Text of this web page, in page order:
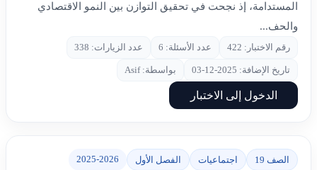
المستدامة، إذ نجحت في تحقيق التوازن بين النمو الاقتصادي
والحف...
رقم الاختبار: 422 عدد الأسئلة: 6 عدد الزيارات: 338
تاريخ الإضافة: 2025-12-03 بواسطة: Asif
الدخول إلى الاختبار
الصف 19 اجتماعيات الفصل الأول 2025-2026